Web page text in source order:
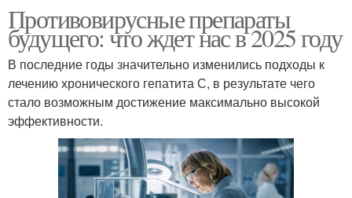
Противовирусные препараты
будущего: что ждет нас в 2025 году
В последние годы значительно изменились подходы к
лечению хронического гепатита С, в результате чего
стало возможным достижение максимально высокой
эффективности.